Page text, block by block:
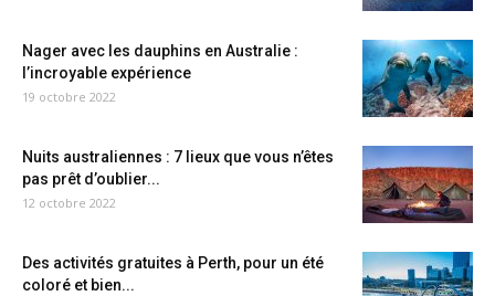
Nager avec les dauphins en Australie :
l’incroyable expérience
19 octobre 2022
Nuits australiennes : 7 lieux que vous n’êtes
pas prêt d’oublier...
12 octobre 2022
Des activités gratuites à Perth, pour un été
coloré et bien...